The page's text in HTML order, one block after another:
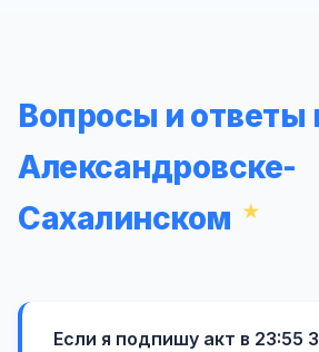
Вопросы и ответы
Александровске-
Сахалинском
Если я подпишу акт в 23:55